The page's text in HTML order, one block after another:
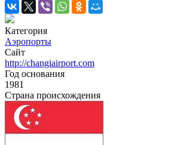
Категория
Аэропорты
Сайт
http://changiairport.com
Год основания
1981
Страна происхождения